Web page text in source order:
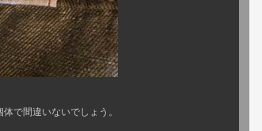
いでしょう。